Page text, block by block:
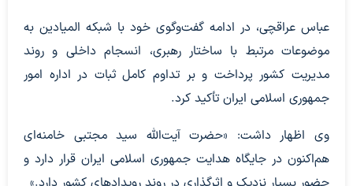
عباس عراقچی، در ادامه گفت‌وگوی خود با شبکه المیادین به
موضوعات مرتبط با ساختار رهبری، انسجام داخلی و روند
مدیریت کشور پرداخت و بر تداوم کامل ثبات در اداره امور
جمهوری اسلامی ایران تأکید کرد.
وی اظهار داشت: «حضرت آیت‌الله سید مجتبی خامنه‌ای
هم‌اکنون در جایگاه هدایت جمهوری اسلامی ایران قرار دارد و